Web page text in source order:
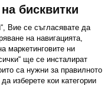
бисквитки
Вие се съгласявате да
на навигацията,
маркетинговите ни
ще се инсталират
са нужни за правилното
изберете кои категории